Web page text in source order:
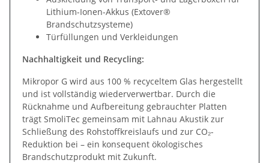
Lithium-Ionen-Akkus (Extover®
Brandschutzsysteme)
Türfüllungen und Verkleidungen
Nachhaltigkeit und Recycling:
Mikropor G wird aus 100 % recyceltem Glas hergestellt
und ist vollständig wiederverwertbar. Durch die
Rücknahme und Aufbereitung gebrauchter Platten
trägt SmoliTec gemeinsam mit Lahnau Akustik zur
Schließung des Rohstoffkreislaufs und zur CO₂-
Reduktion bei – ein konsequent ökologisches
Brandschutzprodukt mit Zukunft.